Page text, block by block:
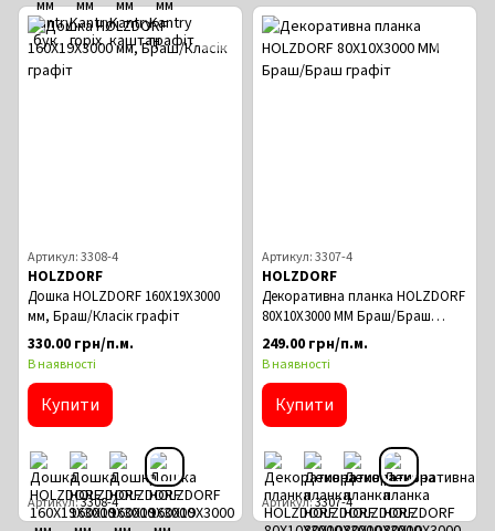
Артикул: 3308-4
HOLZDORF
Дошка HOLZDORF 160Х19Х3000
мм, Браш/Класік графіт
330.00 грн/п.м.
В наявності
Купити
Артикул 3308-4
Артикул: 3307-4
HOLZDORF
Декоративна планка HOLZDORF
80Х10Х3000 ММ Браш/Браш
графіт
249.00 грн/п.м.
В наявності
Купити
Артикул 3307-4